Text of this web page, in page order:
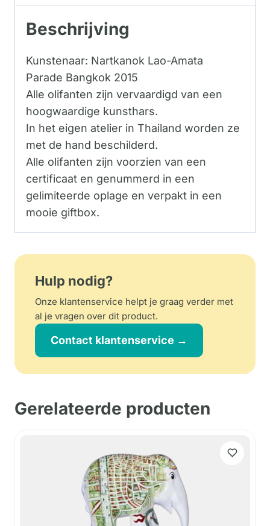
Beschrijving
Kunstenaar: Nartkanok Lao-Amata
Parade Bangkok 2015
Alle olifanten zijn vervaardigd van een
hoogwaardige kunsthars.
In het eigen atelier in Thailand worden ze
met de hand beschilderd.
Alle olifanten zijn voorzien van een
certificaat en genummerd in een
gelimiteerde oplage en verpakt in een
mooie giftbox.
Hulp nodig?
Onze klantenservice helpt je graag verder met
al je vragen over dit product.
Contact klantenservice →
Gerelateerde producten